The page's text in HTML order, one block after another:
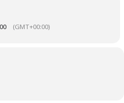
(GMT+00:00)